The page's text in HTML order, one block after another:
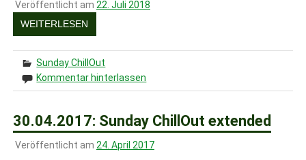
Veröffentlicht am 22. Juli 2018
WEITERLESEN
Sunday ChillOut
Kommentar hinterlassen
30.04.2017: Sunday ChillOut extended
Veröffentlicht am 24. April 2017